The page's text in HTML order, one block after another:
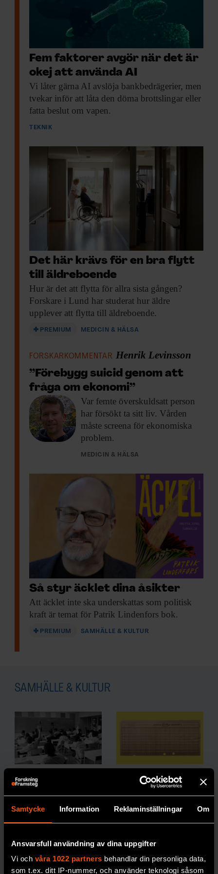
Samtycke Information Reklaminställningar Om
Ansvarsfull användning av dina uppgifter
Vi och våra 1022 partners behandlar din personliga data,
som t.ex. ditt IP-nummer, och använder teknologi såsom
Fem faktorer avgör när det är
okej att använda AI
Vi låter gärna AI avslöja bankbedrägerier, men
tvekar inför att låta den döma brottslingar eller
fatta beslut om vapen.
TEKNIK
Det här krävs för en bra flytt
till äldreboende
Hur är det att flytta för allra sista gången?
Forskare i Lund har studerat hur äldre
upplever att flytta till äldreboende.
PREMIUM MEDICIN & HÄLSA
FORSKARKOMMENTAR Henrik Levinsson
”Förebygg suicid genom att
fråga om ekonomi”
Var femte överskuldsatt person
har försökt ta sitt liv. Vården
måste screena för ekonomiska
problem.
MEDICIN & HÄLSA
Så styr äcklet dina åsikter
Att äcklet inte ska underskattas som politisk
kraft är temat för Patrik Lindenfors bok.
PREMIUM SAMHÄLLE & KULTUR
SAMHÄLLE & KULTUR
Colemans
rapport om
skolan biter
ännu efter
60 år
Den omtalade
Colemanrapporten
Gallup
utmanade
bilden av
den folkliga
opinionen
Opinionsmätningarn
as ankomst till